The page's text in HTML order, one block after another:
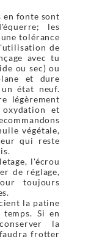
en fonte sont
les
tolérance
de
avec tu
ou sec) ou
et dure
état neuf.
légèrement
et
végétale,
qui reste
l'écrou
de réglage,
toujours
la patine
Si en
la
frotter